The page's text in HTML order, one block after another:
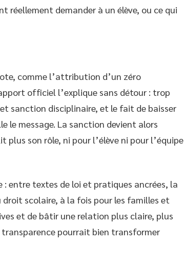
réellement demander à un élève, ou ce qui
comme l’attribution d’un zéro
officiel l’explique sans détour : trop
sanction disciplinaire, et le fait de baisser
le message. La sanction devient alors
son rôle, ni pour l’élève ni pour l’équipe
entre textes de loi et pratiques ancrées, la
scolaire, à la fois pour les familles et
et de bâtir une relation plus claire, plus
pourrait bien transformer